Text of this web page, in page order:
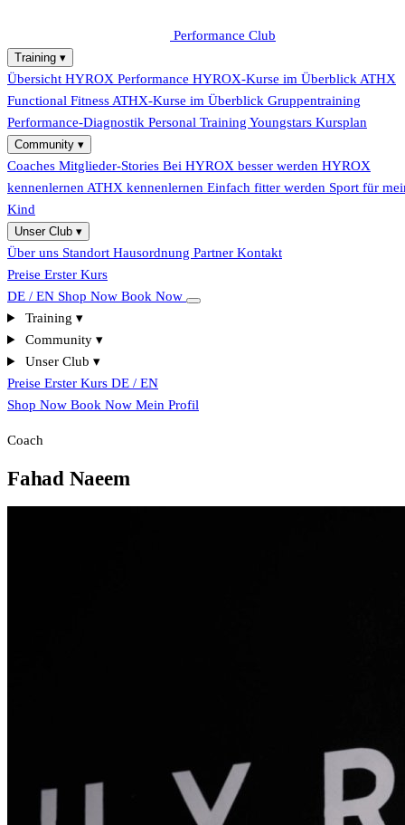
Performance Club
Training ▾
Übersicht HYROX Performance HYROX-Kurse im Überblick ATHX
Functional Fitness ATHX-Kurse im Überblick Gruppentraining
Performance-Diagnostik Personal Training Youngstars Kursplan
Community ▾
Coaches Mitglieder-Stories Bei HYROX besser werden HYROX
kennenlernen ATHX kennenlernen Einfach fitter werden Sport für
Kind
Unser Club ▾
Über uns Standort Hausordnung Partner Kontakt
Preise Erster Kurs
DE / EN Shop Now Book Now
Training ▾
Community ▾
Unser Club ▾
Preise Erster Kurs DE / EN
Shop Now Book Now Mein Profil
Coach
Fahad Naeem